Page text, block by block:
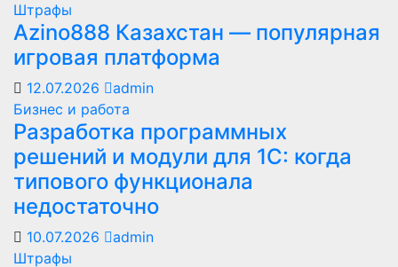
Штрафы
Azino888 Казахстан — популярная
игровая платформа
12.07.2026
admin
Бизнес и работа
Разработка программных
решений и модули для 1С: когда
типового функционала
недостаточно
10.07.2026
admin
Штрафы